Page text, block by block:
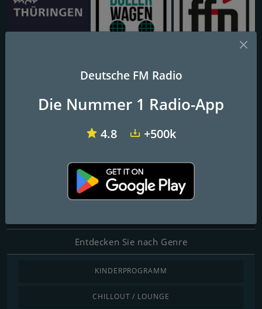
1A Partyschlager
FM-Frequenzen
Entdecken Sie nach Genre
KINDERPROGRAMM
CHILLOUT / LOUNGE
Deutsche FM Radio
Die Nummer 1 Radio-App
4.8 +500k